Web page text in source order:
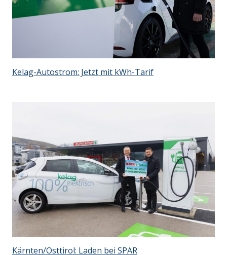
Kelag-Autostrom: Jetzt mit kWh-Tarif
Kärnten/Osttirol: Laden bei SPAR